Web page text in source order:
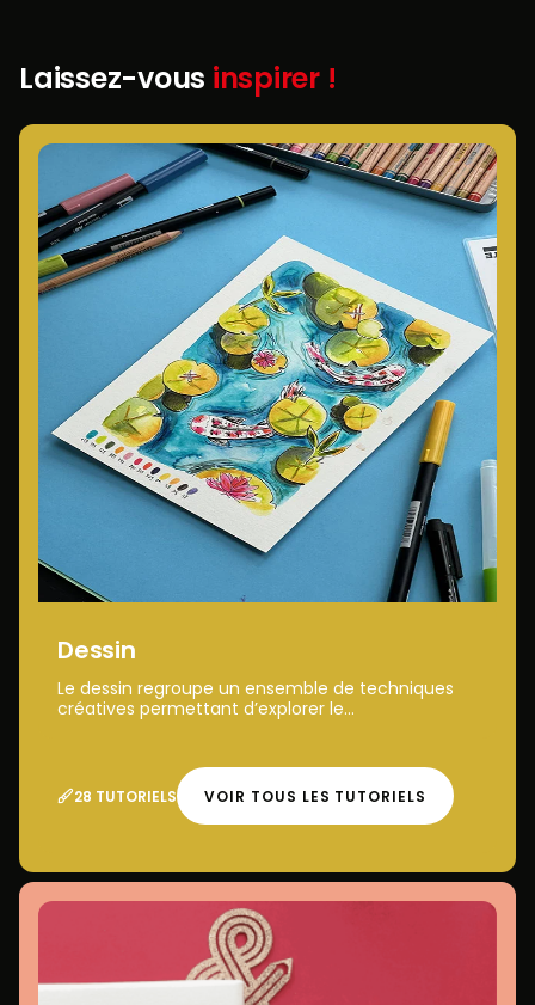
Laissez-vous inspirer !
Dessin
Le dessin regroupe un ensemble de techniques
créatives permettant d’explorer le...
28 TUTORIELS VOIR TOUS LES TUTORIELS